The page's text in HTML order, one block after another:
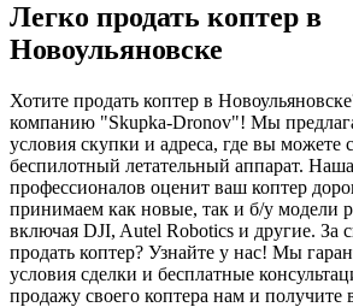
Легко продать коптер в
Новоульяновске
Хотите продать коптер в
компанию "Skupka-Dronov"! Мы
условия скупки и адреса, где вы можете
беспилотный летательный аппарат.
профессионалов оценит ваш коптер
принимаем как новые, так и б/у модели
включая DJI, Autel Robotics и другие. За
продать коптер? Узнайте у нас! Мы
условия сделки и бесплатные
продажу своего коптера нам и получите